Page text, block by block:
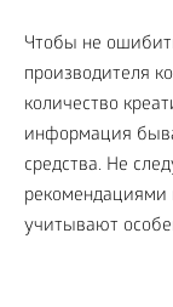
Чтобы не
производителя
количество
информация
средства. Не
учитывают